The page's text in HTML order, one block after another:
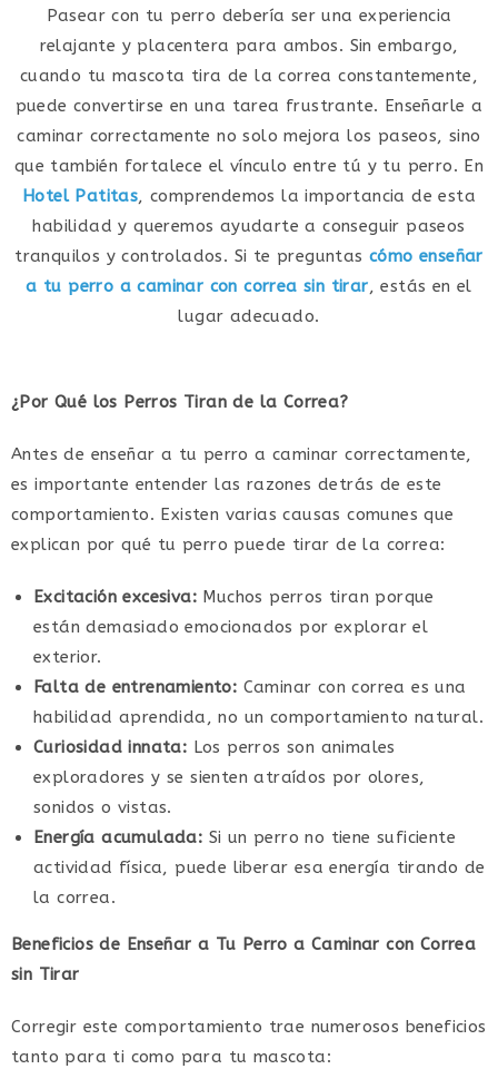
Pasear con tu perro debería ser una experiencia
relajante y placentera para ambos. Sin embargo,
cuando tu mascota tira de la correa constantemente,
puede convertirse en una tarea frustrante. Enseñarle a
caminar correctamente no solo mejora los paseos, sino
que también fortalece el vínculo entre tú y tu perro. En
Hotel Patitas, comprendemos la importancia de esta
habilidad y queremos ayudarte a conseguir paseos
tranquilos y controlados. Si te preguntas cómo enseñar
a tu perro a caminar con correa sin tirar, estás en el
lugar adecuado.
¿Por Qué los Perros Tiran de la Correa?
Antes de enseñar a tu perro a caminar correctamente,
es importante entender las razones detrás de este
comportamiento. Existen varias causas comunes que
explican por qué tu perro puede tirar de la correa:
Excitación excesiva: Muchos perros tiran porque
están demasiado emocionados por explorar el
exterior.
Falta de entrenamiento: Caminar con correa es una
habilidad aprendida, no un comportamiento natural.
Curiosidad innata: Los perros son animales
exploradores y se sienten atraídos por olores,
sonidos o vistas.
Energía acumulada: Si un perro no tiene suficiente
actividad física, puede liberar esa energía tirando de
la correa.
Beneficios de Enseñar a Tu Perro a Caminar con Correa
sin Tirar
Corregir este comportamiento trae numerosos beneficios
tanto para ti como para tu mascota: